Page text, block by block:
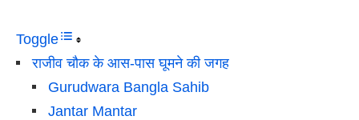
Toggle
राजीव चौक के आस-पास घूमने की जगह
Gurudwara Bangla Sahib
Jantar Mantar